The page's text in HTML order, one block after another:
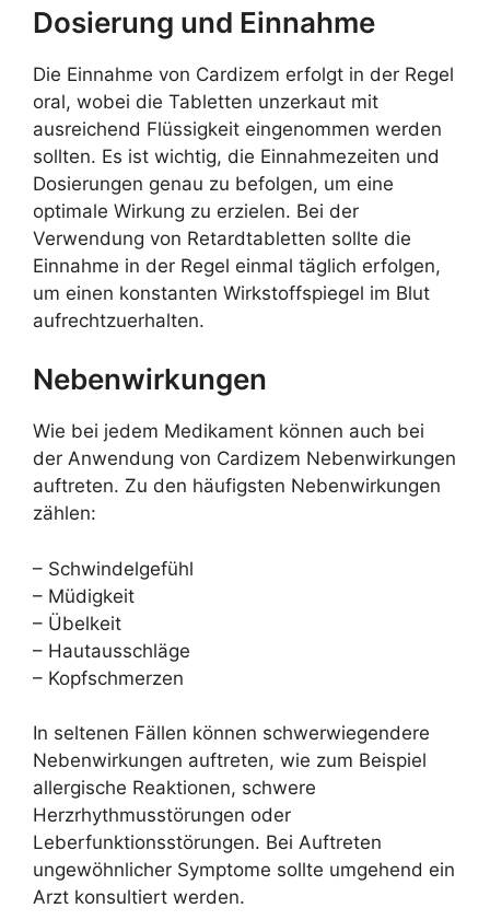
Dosierung und Einnahme
Die Einnahme von Cardizem erfolgt in der Regel
oral, wobei die Tabletten unzerkaut mit
ausreichend Flüssigkeit eingenommen werden
sollten. Es ist wichtig, die Einnahmezeiten und
Dosierungen genau zu befolgen, um eine
optimale Wirkung zu erzielen. Bei der
Verwendung von Retardtabletten sollte die
Einnahme in der Regel einmal täglich erfolgen,
um einen konstanten Wirkstoffspiegel im Blut
aufrechtzuerhalten.
Nebenwirkungen
Wie bei jedem Medikament können auch bei
der Anwendung von Cardizem Nebenwirkungen
auftreten. Zu den häufigsten Nebenwirkungen
zählen:
– Schwindelgefühl
– Müdigkeit
– Übelkeit
– Hautausschläge
– Kopfschmerzen
In seltenen Fällen können schwerwiegendere
Nebenwirkungen auftreten, wie zum Beispiel
allergische Reaktionen, schwere
Herzrhythmusstörungen oder
Leberfunktionsstörungen. Bei Auftreten
ungewöhnlicher Symptome sollte umgehend ein
Arzt konsultiert werden.